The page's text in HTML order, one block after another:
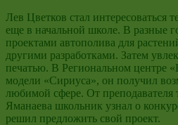
Лев Цветков стал интересоваться
еще в начальной школе. В разные
проектами автополива для
другими разработками. Затем
печатью. В Региональном центре
модели «Сириуса», он получил
любимой сфере. От преподавателя
Яманаева школьник узнал о
решил предложить свой проект.